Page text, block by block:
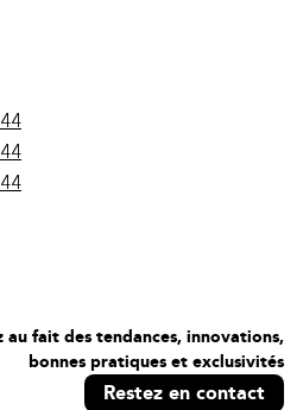
au fait des tendances, innovations,
bonnes pratiques et exclusivités
Restez en contact